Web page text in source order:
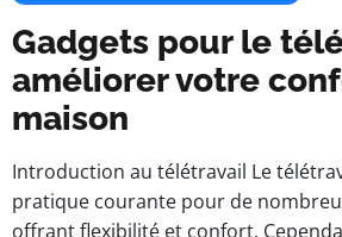
Gadgets pour le
améliorer votre
maison
Introduction au télétravail Le
pratique courante pour de
offrant flexibilité et confort.